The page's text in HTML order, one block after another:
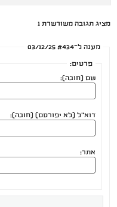
מציג תגובה משורשרת 1
מענה ל־#434 03/12/25
פרטים:
שם (חובה):
דוא"ל (לא יפורסם) (חובה):
אתר: